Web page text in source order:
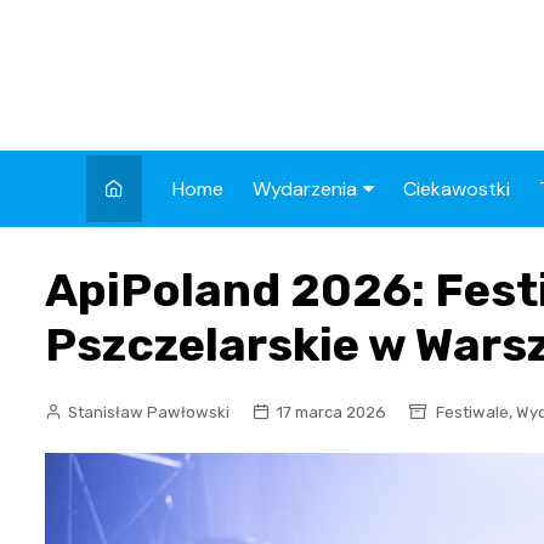
Home Wydarzenia
Wypadek
Drogi
Ciekawostki
ApiPoland 2026:
Pszczelarskie w
Stanisław Pawłowski 17 marca 2026 Festiwale,